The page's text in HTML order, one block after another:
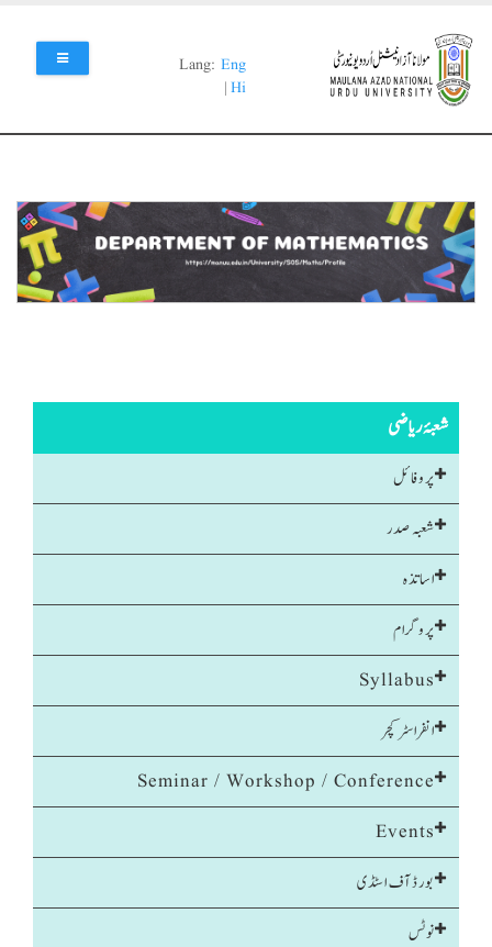
main
content
Lang: Eng
| Hi
شعبۂ ریاضی
پروفائل
شعبہ صدر
اساتذہ
پروگرام
Syllabus
انفراسٹرکچر
Seminar / Workshop / Conference
Events
بورڈ آف اسٹڈی
نوٹس